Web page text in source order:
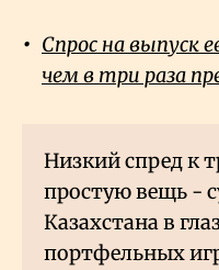
Спрос на выпуск
чем в три раза
Низкий спред к
простую вещь -
Казахстана в
портфельных